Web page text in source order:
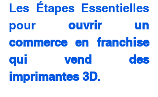
Les Étapes Essentielles
pour ouvrir un
commerce en franchise
qui vend des
imprimantes 3D.